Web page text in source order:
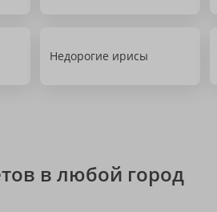
Недорогие ирисы
в любой город